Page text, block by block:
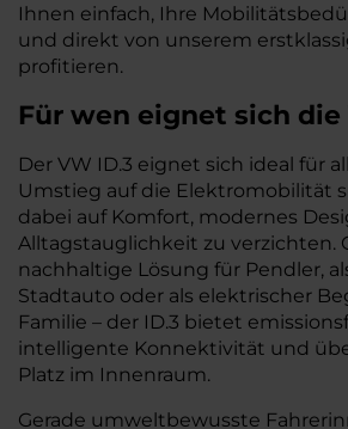
Ihnen einfach, Ihre
und direkt von unserem
profitieren.
Für wen eignet sich die
Der VW ID.3 eignet sich ideal für
Umstieg auf die Elektromobilität
dabei auf Komfort, modernes
Alltagstauglichkeit zu verzichten.
nachhaltige Lösung für Pendler,
Stadtauto oder als elektrischer
Familie – der ID.3 bietet
intelligente Konnektivität und
Platz im Innenraum.
Gerade umweltbewusste